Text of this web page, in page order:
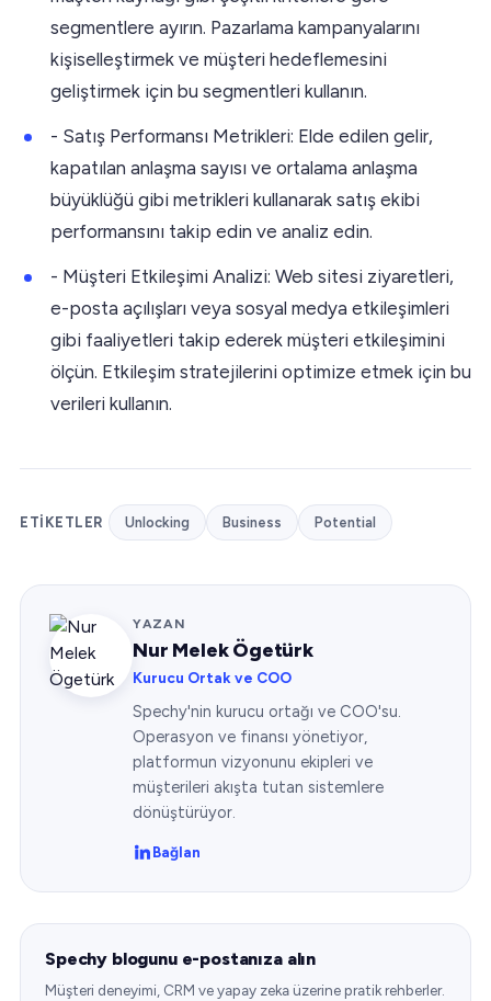
segmentlere ayırın. Pazarlama kampanyalarını
kişiselleştirmek ve müşteri hedeflemesini
geliştirmek için bu segmentleri kullanın.
- Satış Performansı Metrikleri: Elde edilen gelir,
kapatılan anlaşma sayısı ve ortalama anlaşma
büyüklüğü gibi metrikleri kullanarak satış ekibi
performansını takip edin ve analiz edin.
- Müşteri Etkileşimi Analizi: Web sitesi ziyaretleri,
e-posta açılışları veya sosyal medya etkileşimleri
gibi faaliyetleri takip ederek müşteri etkileşimini
ölçün. Etkileşim stratejilerini optimize etmek için bu
verileri kullanın.
ETIKETLER Unlocking Business Potential
YAZAN
Nur Melek Ögetürk
Kurucu Ortak ve COO
Spechy'nin kurucu ortağı ve COO'su.
Operasyon ve finansı yönetiyor,
platformun vizyonunu ekipleri ve
müşterileri akışta tutan sistemlere
dönüştürüyor.
Bağlan
Spechy blogunu e-postanıza alın
Müşteri deneyimi, CRM ve yapay zeka üzerine pratik rehberler.